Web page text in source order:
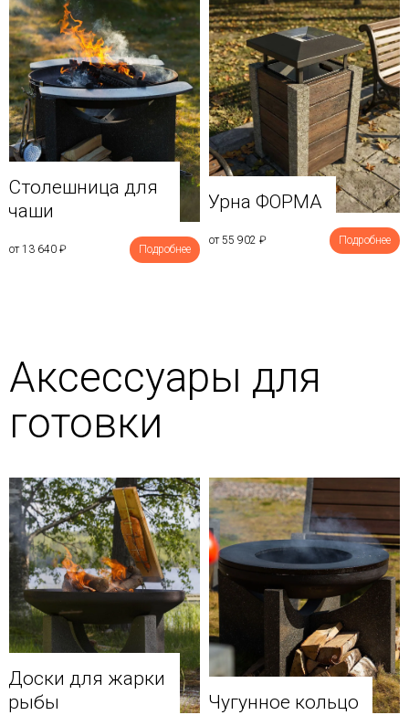
Столешница для
чаши
от 13 640 ₽ Подробнее
Урна ФОРМА
от 55 902 ₽ Подробнее
Аксессуары для
готовки
Доски для жарки
рыбы
Чугунное кольцо